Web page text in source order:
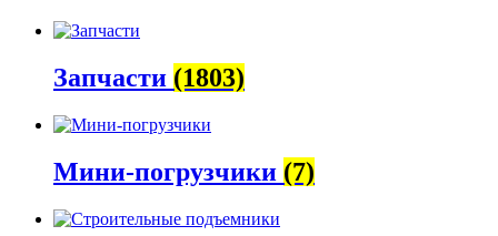
Запчасти (1803)
Мини-погрузчики (7)